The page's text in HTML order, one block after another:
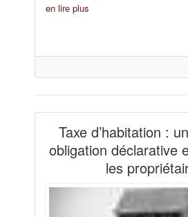
en lire plus
Taxe d’habitation :
obligation déclarative
les